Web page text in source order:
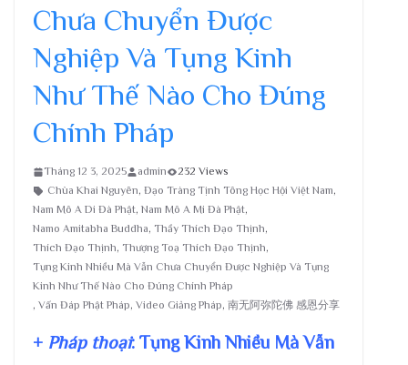
Chưa Chuyển Được
Nghiệp Và Tụng Kinh
Như Thế Nào Cho Đúng
Chính Pháp
Tháng 12 3, 2025 admin
232 Views
Chùa Khai Nguyên, Đạo Tràng Tịnh Tông Học Hội Việt Nam,
Nam Mô A Di Đà Phật, Nam Mô A Mi Đà Phật,
Namo Amitabha Buddha, Thầy Thích Đạo Thịnh,
Thích Đạo Thịnh, Thượng Toạ Thích Đạo Thịnh,
Tụng Kinh Nhiều Mà Vẫn Chưa Chuyển Được Nghiệp Và Tụng
Kinh Như Thế Nào Cho Đúng Chính Pháp
, Vấn Đáp Phật Pháp, Video Giảng Pháp, 南无阿弥陀佛 感恩分享
+ Pháp thoại: Tụng Kinh Nhiều Mà Vẫn